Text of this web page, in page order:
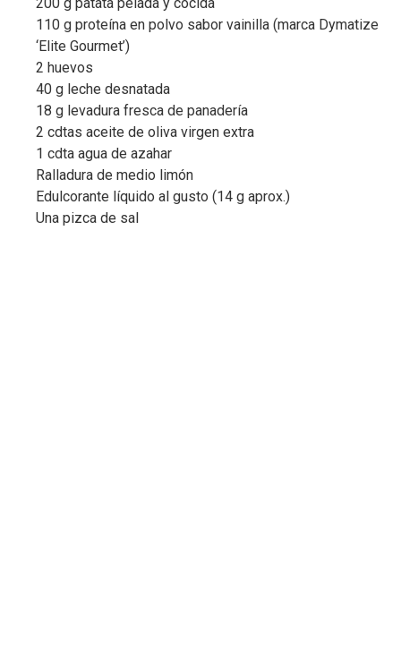
110 g proteína en polvo sabor vainilla (marca Dymatize
‘Elite Gourmet’)
2 huevos
40 g leche desnatada
18 g levadura fresca de panadería
2 cdtas aceite de oliva virgen extra
1 cdta agua de azahar
Ralladura de medio limón
Edulcorante líquido al gusto (14 g aprox.)
Una pizca de sal